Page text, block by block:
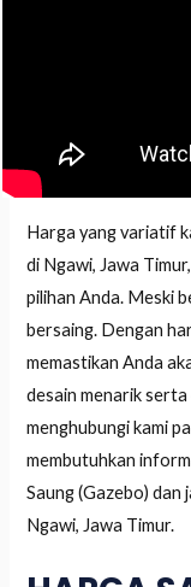
Harga yang variatif
di Ngawi, Jawa
pilihan Anda. Meski
bersaing. Dengan
memastikan Anda
desain menarik
menghubungi kami
membutuhkan
Saung (Gazebo) dan
Ngawi, Jawa Timur.